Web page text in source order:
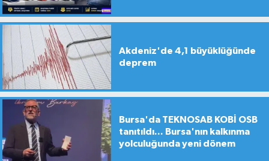
Akdeniz'de 4,1 büyüklüğünde
deprem
Bursa'da TEKNOSAB KOBİ OSB
tanıtıldı... Bursa'nın kalkınma
yolculuğunda yeni dönem